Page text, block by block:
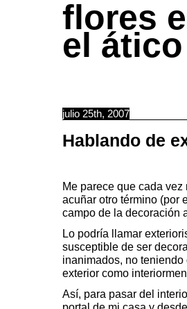
flores
el ático
julio 25th, 2007
Hablando de
Me parece que cada
acuñar otro término (por
campo de la decoración
Lo podría llamar
susceptible de ser
inanimados, no
exterior como
Así, para pasar del